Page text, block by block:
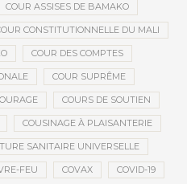
COUR ASSISES DE BAMAKO
CONSTITUTIONNELLE DU MALI
COUR DES COMPTES
COUR SUPRÊME
COURS DE SOUTIEN
COUSINAGE À PLAISANTERIE
SANITAIRE UNIVERSELLE
FEU COVAX COVID-19